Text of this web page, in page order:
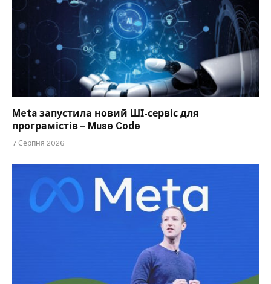
Meta запустила новий ШІ-сервіс для
програмістів – Muse Code
7 Серпня 2026